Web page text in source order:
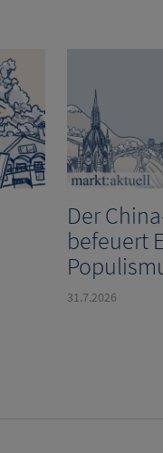
Der
befeuert
31.7.2026